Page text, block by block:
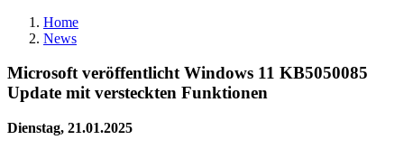
Home
News
Microsoft veröffentlicht Windows 11 KB5050085
Update mit versteckten Funktionen
Dienstag, 21.01.2025